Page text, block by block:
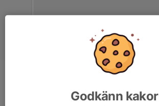
Godkänn kakor